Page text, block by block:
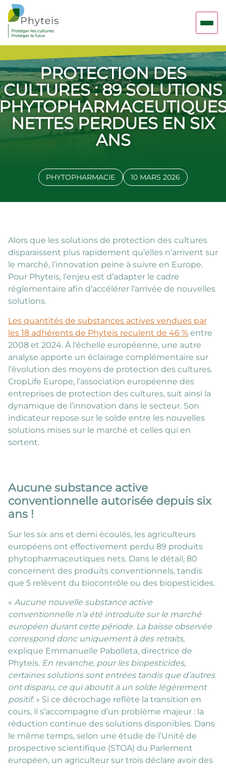
PROTECTION DES
CULTURES : 89 SOLUTIONS
NETTES PERDUES EN SIX
ANS
PHYTOPHARMACIE 10 MARS 2026
Alors que les solutions de protection des cultures
disparaissent plus rapidement qu’elles n’arrivent sur
le marché, l’innovation peine à suivre en Europe.
Pour Phyteis, l’enjeu est d’adapter le cadre
réglementaire afin d’accélérer l’arrivée de nouvelles
solutions.
Les quantités de substances actives vendues par
les 18 adhérents de Phyteis reculent de 46 % entre
2008 et 2024. À l’échelle européenne, une autre
analyse apporte un éclairage complémentaire sur
l’évolution des moyens de protection des cultures.
CropLife Europe, l’association européenne des
entreprises de protection des cultures, suit ainsi la
dynamique de l’innovation dans le secteur. Son
indicateur repose sur le solde entre les nouvelles
solutions mises sur le marché et celles qui en
sortent.
Aucune substance active
conventionnelle autorisée depuis six
ans !
Sur les six ans et demi écoulés, les agriculteurs
européens ont effectivement perdu 89 produits
phytopharmaceutiques nets. Dans le détail, 80
concernent des produits conventionnels, tandis
que 5 relèvent du biocontrôle ou des biopesticides.
« Aucune nouvelle substance active
conventionnelle n’a été introduite sur le marché
européen durant cette période. La baisse observée
correspond donc uniquement à des retraits,
explique Emmanuelle Pabolleta, directrice de
Phyteis. En revanche, pour les biopesticides,
certaines solutions sont entrées tandis que d’autres
ont disparu, ce qui aboutit à un solde légèrement
positif. » Si ce décrochage reflète la transition en
cours, il s’accompagne d’un problème majeur : la
réduction continue des solutions disponibles. Dans
le même temps, selon une étude de l’Unité de
prospective scientifique (STOA) du Parlement
européen, un agriculteur sur trois déclare avoir des